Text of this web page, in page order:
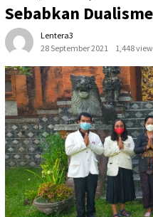
Sebabkan
Lentera3
28 September 2021
1,448